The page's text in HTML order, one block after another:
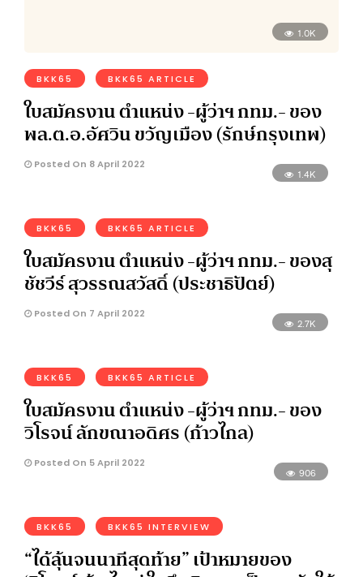
1.0K
BKK65 BKK65 ARTICLE
ใบสมัครงาน ตำแหน่ง -ผู้ว่าฯ กทม.- ของ
พล.ต.อ.อัศวิน ขวัญเมือง (รักษ์กรุงเทพ)
Posted On 8 April 2022
1.4K
BKK65 BKK65 ARTICLE
ใบสมัครงาน ตำแหน่ง -ผู้ว่าฯ กทม.- ของสุ
ชัชวีร์ สุวรรณสวัสดิ์ (ประชาธิปัตย์)
Posted On 7 April 2022
2.7K
BKK65 BKK65 ARTICLE
ใบสมัครงาน ตำแหน่ง -ผู้ว่าฯ กทม.- ของ
วิโรจน์ ลักขณาอดิศร (ก้าวไกล)
Posted On 5 April 2022
906
BKK65 BKK65 INTERVIEW
“ได้ลุ้นจนนาทีสุดท้าย” เป้าหมายของ